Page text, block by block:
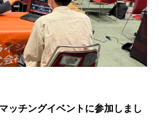
ッチングイベントに参加しまし